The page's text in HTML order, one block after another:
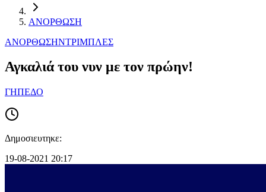
ΑΝΟΡΘΩΣΗ
ΑΝΟΡΘΩΣΗΝΤΡΙΜΠΛΕΣ
Αγκαλιά του νυν με τον πρώην!
ΓΗΠΕΔΟ
Δημοσιευτηκε:
19-08-2021 20:17